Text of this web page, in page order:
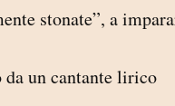
stonate”, a
da un cantante lirico